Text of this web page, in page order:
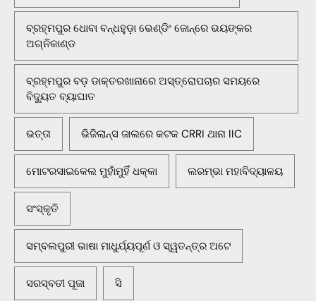
ବ୍ରହ୍ମପୁର ଧୋବା ବନ୍ଧହୁଡ଼ା ଭେଣ୍ଡିଂ ଜୋନ୍‌ରେ ଭୟଙ୍କର
ଅଗ୍ନିକାଣ୍ଡ
ବ୍ରହ୍ମପୁର ବଡ଼ ଡାକ୍ତରଖାନାରେ ଅସ୍ତ୍ରୋପଚାର ସମୟରେ
ବିଦ୍ୟୁତ ବ୍ୟାଘାତ
ଭତ୍ତା ଭିଜିଲାନ୍ସ ଜାଲରେ କଟକ CRRI ଥାନା IIC
ମୋଟରସାଇକେଲ ମୁହାଁମୁହିଁ ଧକ୍କା ଲରମ୍ଭା ମହାବିଦ୍ୟାଳୟ
ସଂସ୍କୃତି
ସମ୍ବଲପୁରୀ ଭାଷା ମାଧୁର୍ଯ୍ୟପୂର୍ଣ ଓ ସ୍ୱତନ୍ତ୍ର ଅଟେ
ସରସ୍ବତୀ ପୂଜା ସି